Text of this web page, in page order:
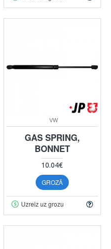
VW
GAS SPRING,
BONNET
10.04€
GROZĀ
Uzreiz uz grozu